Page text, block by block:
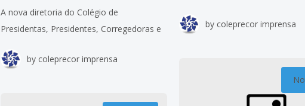
auxiliar da Presidência do TRT da
by coleprecor imprensa
A nova diretoria do Colégio de
Presidentas, Presidentes, Corregedoras e
Trabalho (Coleprecor) foi empossada
by coleprecor imprensa